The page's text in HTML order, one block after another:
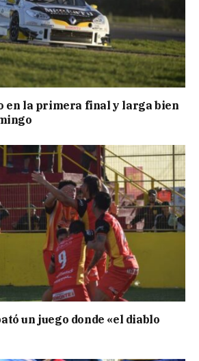
en la primera final y larga bien
un juego donde «el diablo